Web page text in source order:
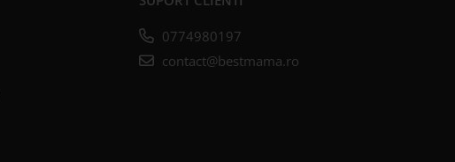
0774980197
contact@bestmama.ro